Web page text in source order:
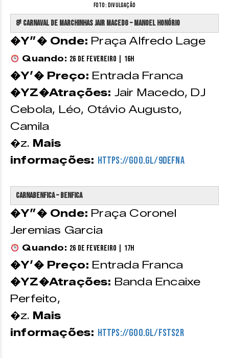
Foto: Divulgação
8º Carnaval de Marchinhas Jair Macedo – Manoel Honório
�Y”� Onde: Praça Alfredo Lage
Quando: 26 de Fevereiro | 16h
�Y’� Preço: Entrada Franca
�YZ�Atrações: Jair Macedo, DJ
Cebola, Léo, Otávio Augusto,
Camila
�z. Mais
informações: https://goo.gl/9DEfna
CarnaBenfica – Benfica
�Y”� Onde: Praça Coronel
Jeremias Garcia
Quando: 26 de Fevereiro | 17h
�Y’� Preço: Entrada Franca
�YZ�Atrações: Banda Encaixe
Perfeito,
�z. Mais
informações: https://goo.gl/FSTS2r